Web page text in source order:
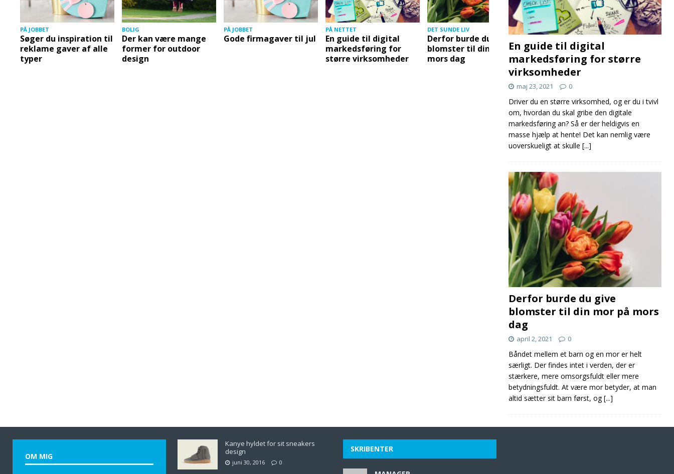
PÅ JOBBET
Søger du inspiration til
reklame gaver af alle
typer
BOLIG
Der kan være mange
former for outdoor
design
PÅ JOBBET
Gode firmagaver til jul
PÅ NETTET
En guide til digital
markedsføring for
større virksomheder
DET SUNDE LIV
Derfor burde du give
blomster til din mor på
mors dag
KOM UD
et escape room
BOLIG
hjem
En guide til digital
markedsføring for større
virksomheder
maj 23, 2021 0
Driver du en større virksomhed, og er du i tvivl
om, hvordan du skal gribe den digitale
markedsføring an? Så er der heldigvis en
masse hjælp at hente! Det kan nemlig være
uoverskueligt at skulle [...]
Derfor burde du give
blomster til din mor på mors
dag
april 2, 2021 0
Båndet mellem et barn og en mor er helt
særligt. Der findes intet i verden, der er
stærkere, mere omsorgsfuldt eller mere
betydningsfuldt. At være mor betyder, at man
altid sætter sit barn først, og[...]
OM MIG
Kanye hyldet for sit sneakers
design
juni 30, 2016 0
SKRIBENTER